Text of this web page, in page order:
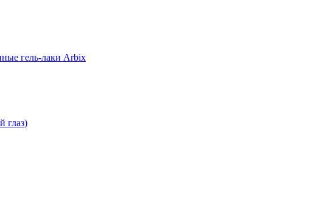
гель-лаки Arbix
глаз)